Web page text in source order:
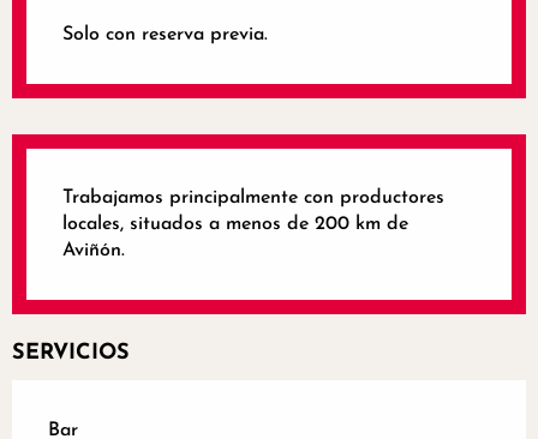
Solo con reserva previa.
Trabajamos principalmente con productores
locales, situados a menos de 200 km de
Aviñón.
SERVICIOS
Bar